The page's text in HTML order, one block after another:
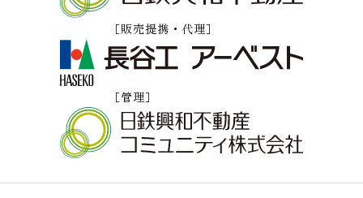
［販売提携・代理］
［管理］